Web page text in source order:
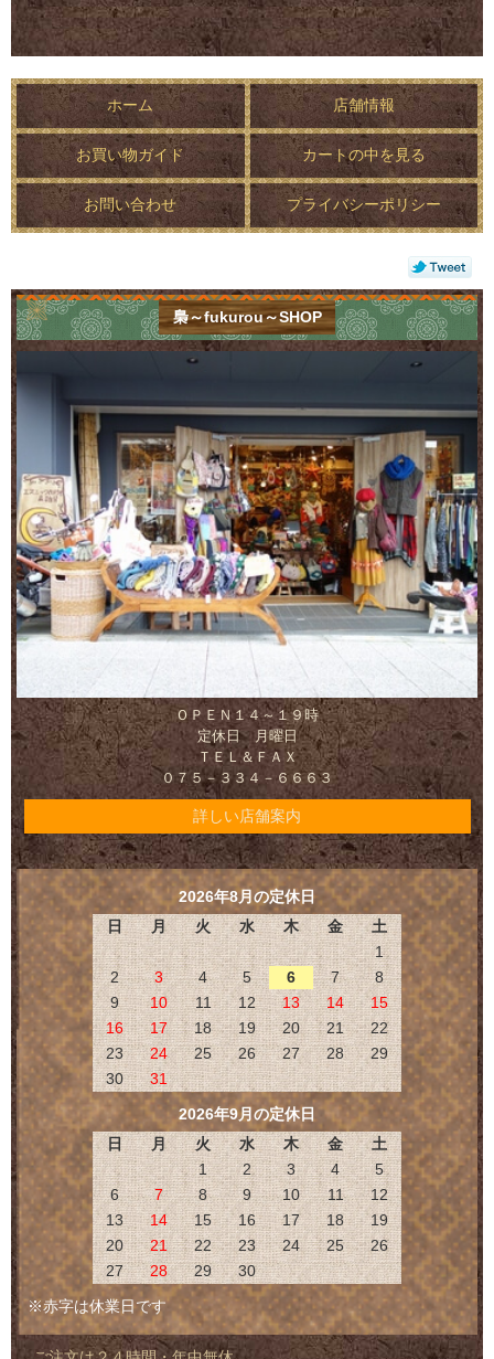
ホーム 店舗情報
お買い物ガイド カートの中を見る
お問い合わせ プライバシーポリシー
梟～fukurou～SHOP
ＯＰＥＮ１４～１９時
定休日 月曜日
ＴＥＬ＆ＦＡＸ
０７５－３３４－６６６３
詳しい店舗案内
2026年8月の定休日
日
月 火 水 木 金
土
1
2
3 4 5 6 7
8
9
10 11 12 13 14
15
16
17 18 19 20 21
22
23
24 25 26 27 28
29
30
31
2026年9月の定休日
日
月 火 水 木 金
土
1
2 3 4
5
6
7 8 9 10 11
12
13
14 15 16 17 18
19
20
21 22 23 24 25
26
27
28 29
30
※赤字は休業日です